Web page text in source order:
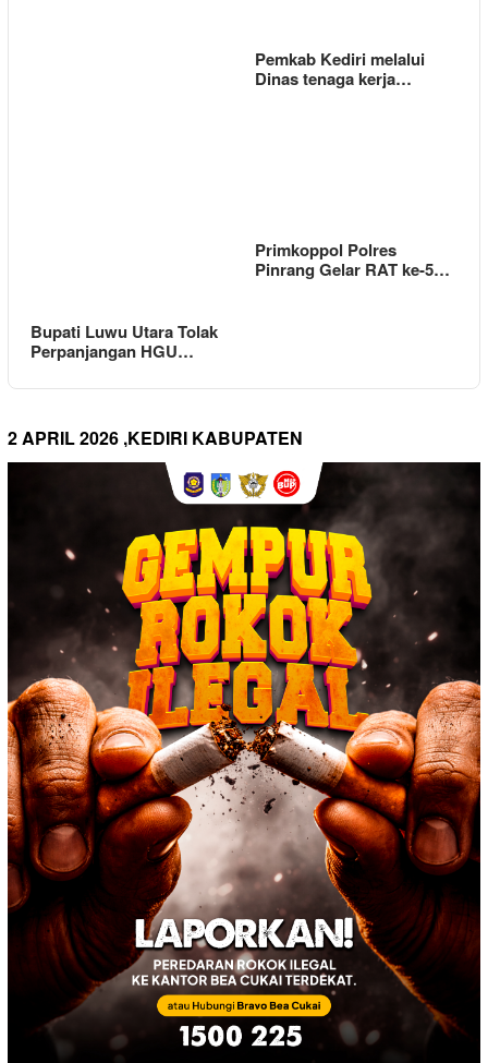
Pemkab Kediri melalui
Dinas tenaga kerja…
Bupati Luwu Utara Tolak
Perpanjangan HGU…
Primkoppol Polres
Pinrang Gelar RAT ke-5…
2 APRIL 2026 ,KEDIRI KABUPATEN